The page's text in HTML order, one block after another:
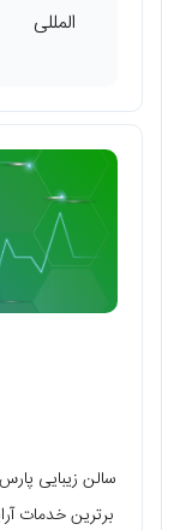
المللی
برترین خدمات